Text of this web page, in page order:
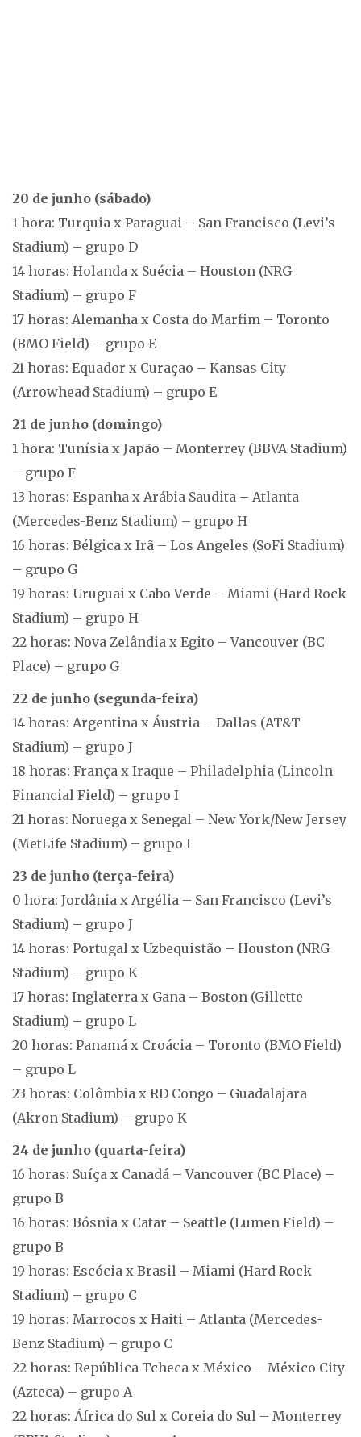
20 de junho (sábado)
1 hora: Turquia x Paraguai – San Francisco (Levi’s
Stadium) – grupo D
14 horas: Holanda x Suécia – Houston (NRG
Stadium) – grupo F
17 horas: Alemanha x Costa do Marfim – Toronto
(BMO Field) – grupo E
21 horas: Equador x Curaçao – Kansas City
(Arrowhead Stadium) – grupo E
21 de junho (domingo)
1 hora: Tunísia x Japão – Monterrey (BBVA Stadium)
– grupo F
13 horas: Espanha x Arábia Saudita – Atlanta
(Mercedes-Benz Stadium) – grupo H
16 horas: Bélgica x Irã – Los Angeles (SoFi Stadium)
– grupo G
19 horas: Uruguai x Cabo Verde – Miami (Hard Rock
Stadium) – grupo H
22 horas: Nova Zelândia x Egito – Vancouver (BC
Place) – grupo G
22 de junho (segunda-feira)
14 horas: Argentina x Áustria – Dallas (AT&T
Stadium) – grupo J
18 horas: França x Iraque – Philadelphia (Lincoln
Financial Field) – grupo I
21 horas: Noruega x Senegal – New York/New Jersey
(MetLife Stadium) – grupo I
23 de junho (terça-feira)
0 hora: Jordânia x Argélia – San Francisco (Levi’s
Stadium) – grupo J
14 horas: Portugal x Uzbequistão – Houston (NRG
Stadium) – grupo K
17 horas: Inglaterra x Gana – Boston (Gillette
Stadium) – grupo L
20 horas: Panamá x Croácia – Toronto (BMO Field)
– grupo L
23 horas: Colômbia x RD Congo – Guadalajara
(Akron Stadium) – grupo K
24 de junho (quarta-feira)
16 horas: Suíça x Canadá – Vancouver (BC Place) –
grupo B
16 horas: Bósnia x Catar – Seattle (Lumen Field) –
grupo B
19 horas: Escócia x Brasil – Miami (Hard Rock
Stadium) – grupo C
19 horas: Marrocos x Haiti – Atlanta (Mercedes-
Benz Stadium) – grupo C
22 horas: República Tcheca x México – México City
(Azteca) – grupo A
22 horas: África do Sul x Coreia do Sul – Monterrey